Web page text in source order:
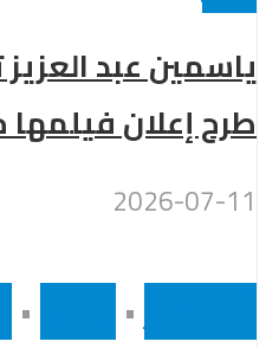
ياسمين عبد العزيز
طرح إعلان
2026-07-11
•
•